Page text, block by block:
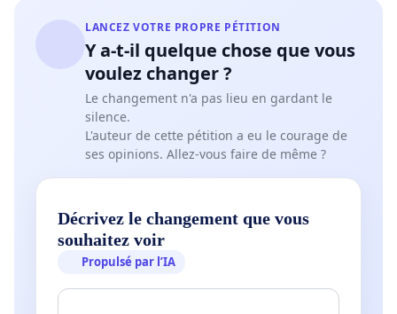
LANCEZ VOTRE PROPRE PÉTITION
Y a-t-il quelque chose que vous
voulez changer ?
Le changement n'a pas lieu en gardant le
silence.
L'auteur de cette pétition a eu le courage de
ses opinions. Allez-vous faire de même ?
Décrivez le changement que vous
souhaitez voir
Propulsé par l’IA